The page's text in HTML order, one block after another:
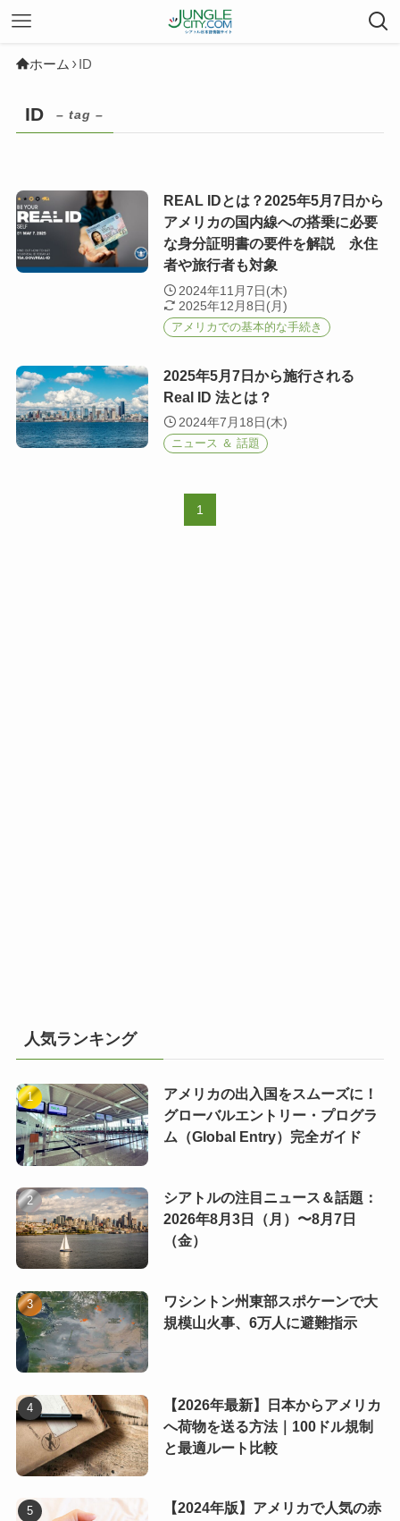
ホーム ID
ID – tag –
REAL IDとは？2025年5月7日から
アメリカの国内線への搭乗に必要
な身分証明書の要件を解説 永住
者や旅行者も対象
2024年11月7日(木)
2025年12月8日(月)
アメリカでの基本的な手続き
2025年5月7日から施行される
Real ID 法とは？
2024年7月18日(木)
ニュース ＆ 話題
1
人気ランキング
アメリカの出入国をスムーズに！
グローバルエントリー・プログラ
ム（Global Entry）完全ガイド
シアトルの注目ニュース＆話題：
2026年8月3日（月）〜8月7日
（金）
ワシントン州東部スポケーンで大
規模山火事、6万人に避難指示
【2026年最新】日本からアメリカ
へ荷物を送る方法｜100ドル規制
と最適ルート比較
【2024年版】アメリカで人気の赤